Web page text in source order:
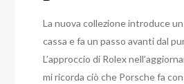
La nuova collezione introduce
cassa e fa un passo avanti dal
L’approccio di Rolex
mi ricorda ciò che Porsche fa